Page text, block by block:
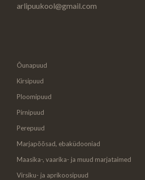
arlipuukool@gmail.com
Õunapuud
Kirsipuud
Ploomipuud
Pirnipuud
Perepuud
Marjapõõsad, ebaküdooniad
Maasika-, vaarika- ja muud marjataimed
Virsiku- ja aprikoosipuud